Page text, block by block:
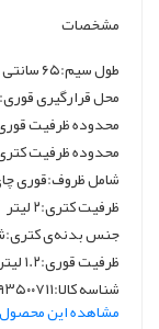
مشخصات
طول سیم:۶۵ سانتی متر
محل قرارگیری
محدوده ظرفیت قوری:۱.۰ تا ۱.۵
محدوده ظرفیت کتری:۱.۵ تا ۲.۰
شامل ظروف:قوری
ظرفیت کتری:۲ لیتر
جنس بدنه‌ی
ظرفیت قوری:۱.۲ لیتر
شناسه کالا:۲۹۱۰۱۲۹۳۵۰۰۷۱۱
مشاهده این